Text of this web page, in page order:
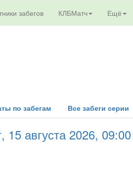
забегов КЛБМатч Ещё
по забегам Все забеги серии
15 августа 2026, 09:00